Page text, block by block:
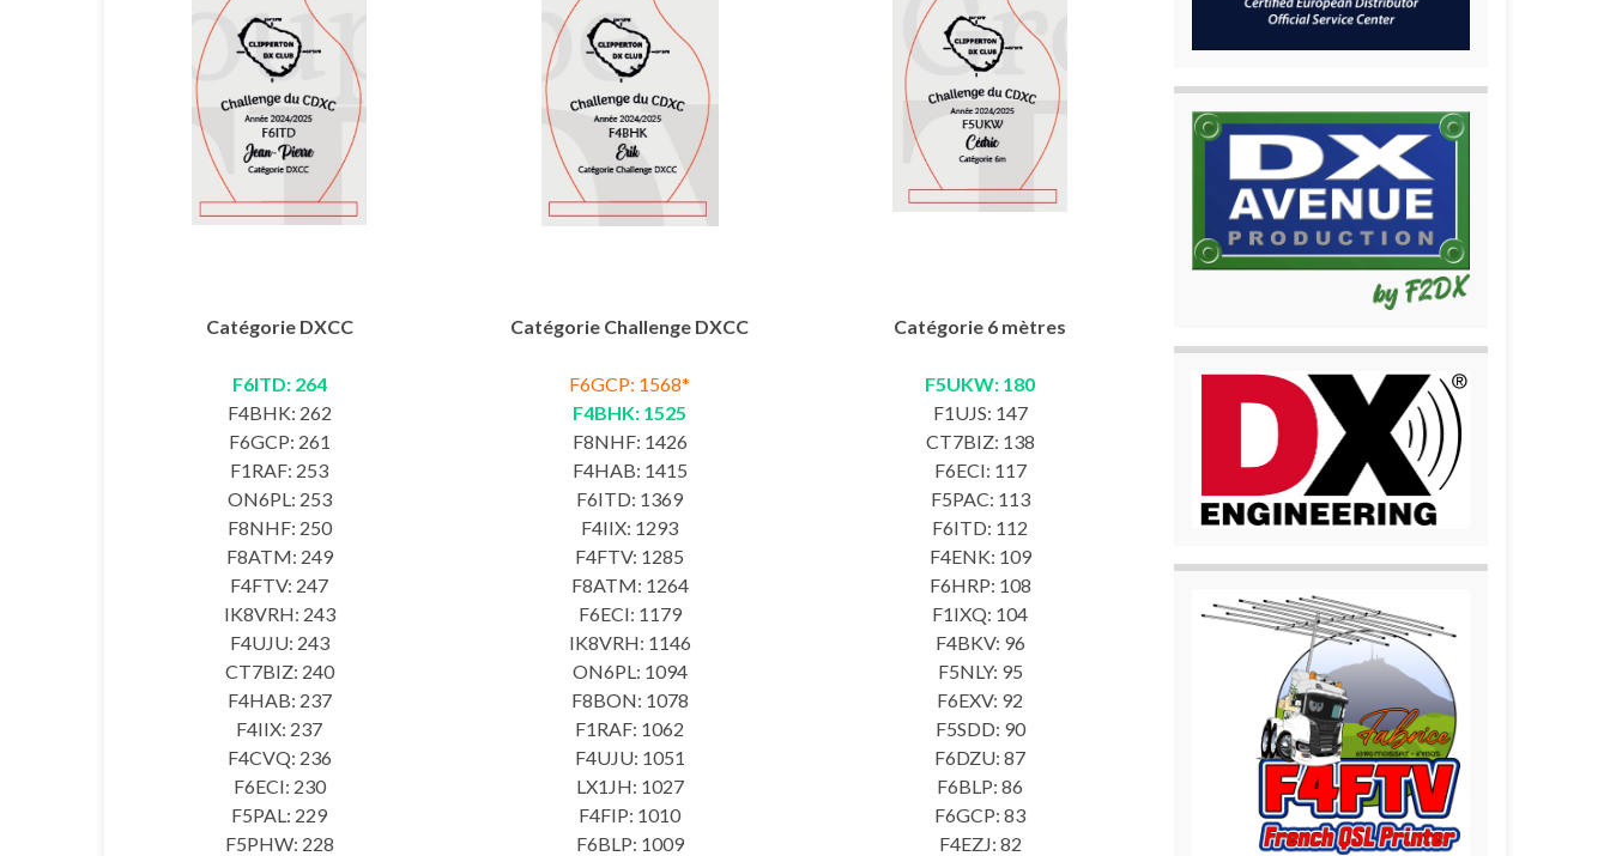
Catégorie DXCC
F6ITD: 264
F4BHK: 262
F6GCP: 261
F1RAF: 253
ON6PL: 253
F8NHF: 250
F8ATM: 249
F4FTV: 247
IK8VRH: 243
F4UJU: 243
CT7BIZ: 240
F4HAB: 237
F4IIX: 237
F4CVQ: 236
F6ECI: 230
F5PAL: 229
F5PHW: 228
Catégorie Challenge DXCC
F6GCP: 1568*
F4BHK: 1525
F8NHF: 1426
F4HAB: 1415
F6ITD: 1369
F4IIX: 1293
F4FTV: 1285
F8ATM: 1264
F6ECI: 1179
IK8VRH: 1146
ON6PL: 1094
F8BON: 1078
F1RAF: 1062
F4UJU: 1051
LX1JH: 1027
F4FIP: 1010
F6BLP: 1009
Catégorie 6 mètres
F5UKW: 180
F1UJS: 147
CT7BIZ: 138
F6ECI: 117
F5PAC: 113
F6ITD: 112
F4ENK: 109
F6HRP: 108
F1IXQ: 104
F4BKV: 96
F5NLY: 95
F6EXV: 92
F5SDD: 90
F6DZU: 87
F6BLP: 86
F6GCP: 83
F4EZJ: 82